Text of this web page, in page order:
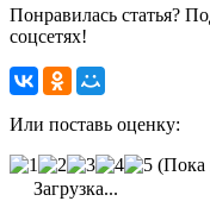
Понравилась статья?
соцсетях!
Или поставь оценку:
(Пока
Загрузка...